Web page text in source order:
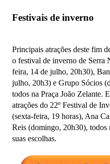
Festivais de inverno
Principais atrações deste fim
o festival de inverno de Serra
feira, 14 de julho, 20h30),
julho, 20h3) e Grupo Sócios
todos na Praça João Zelante.
atrações do 22º Festival de
(sexta-feira, 19 horas), Ana
Reis (domingo, 20h30), todos
suas escolhas.